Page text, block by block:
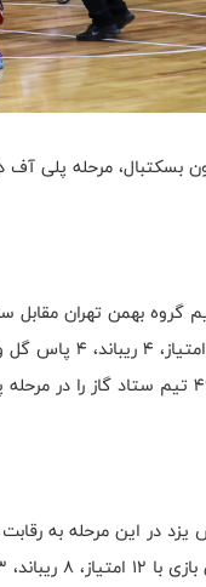
موفق شده بود با نتیجه ۷۹ بر